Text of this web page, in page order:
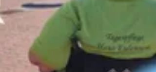
17. Mai 2024
Geburtstag im Eulennest
🍾🍾Party am Montag 🍾🍾 Zwei Tagesgäste hatten